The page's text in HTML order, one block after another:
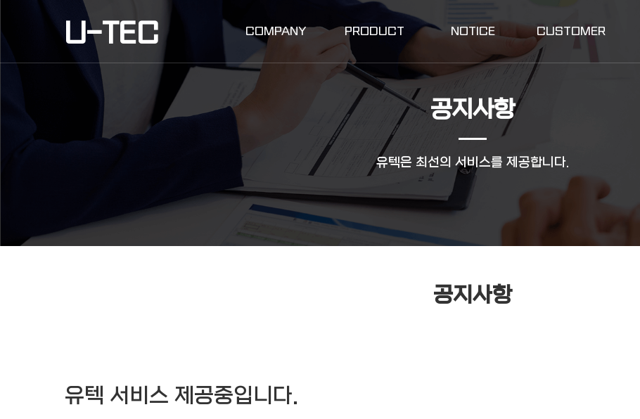
U-TEC COMPANY PRODUCT NOTICE CUSTOMER
공지사항
유텍은 최선의 서비스를 제공합니다.
공지사항
유텍 서비스 제공중입니다.